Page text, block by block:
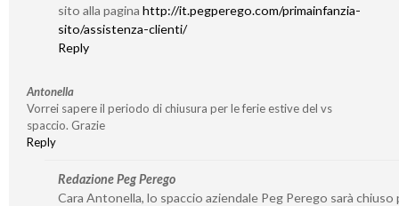
sito alla pagina http://it.pegperego.com/primainfanzia-
sito/assistenza-clienti/
Reply
Antonella
Vorrei sapere il periodo di chiusura per le ferie estive del vs
spaccio. Grazie
Reply
Redazione Peg Perego
Cara Antonella, lo spaccio aziendale Peg Perego sarà chiuso